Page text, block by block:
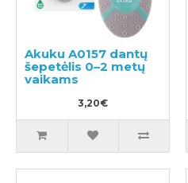
Akuku A0157 dantų
šepetėlis 0–2 metų
vaikams
3,20€